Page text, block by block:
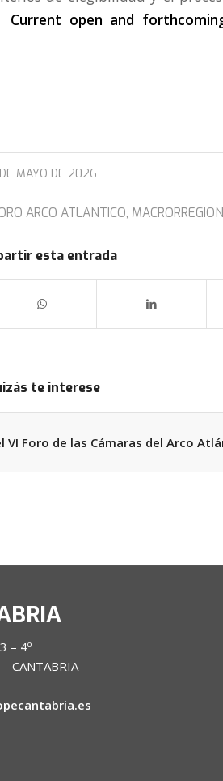
Current open and
DE MAYO DE 2026
ARCO ATLANTICO, MACRORREGION
esta entrada
te interese
VI Foro de las Cámaras del Arco
– 4º
CANTABRIA